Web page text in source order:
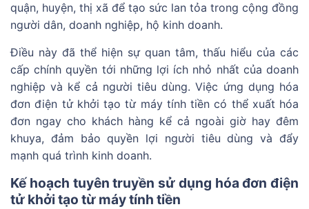
quận, huyện, thị xã để tạo sức lan tỏa trong cộng đồng
người dân, doanh nghiệp, hộ kinh doanh.
Điều này đã thể hiện sự quan tâm, thấu hiểu của các
cấp chính quyền tới những lợi ích nhỏ nhất của doanh
nghiệp và kể cả người tiêu dùng. Việc ứng dụng hóa
đơn điện tử khởi tạo từ máy tính tiền có thể xuất hóa
đơn ngay cho khách hàng kể cả ngoài giờ hay đêm
khuya, đảm bảo quyền lợi người tiêu dùng và đẩy
mạnh quá trình kinh doanh.
Kế hoạch tuyên truyền sử dụng hóa đơn điện
tử khởi tạo từ máy tính tiền